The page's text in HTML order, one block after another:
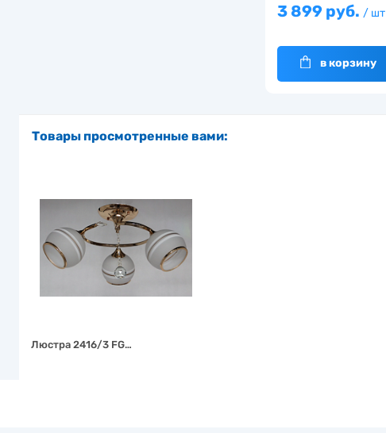
3 899 руб. / шт
в корзину
Товары просмотренные вами:
Люстра 2416/3 FG…